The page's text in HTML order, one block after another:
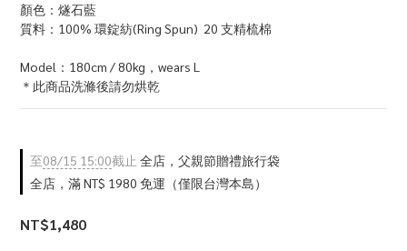
顏色：燧石藍
質料：100% 環錠紡(Ring Spun)  20 支精梳棉
Model：180cm / 80kg，wears L
＊此商品洗滌後請勿烘乾
至08/15 15:00截止 全店，父親節贈禮旅行袋
全店，滿 NT$ 1980 免運（僅限台灣本島）
NT$1,480